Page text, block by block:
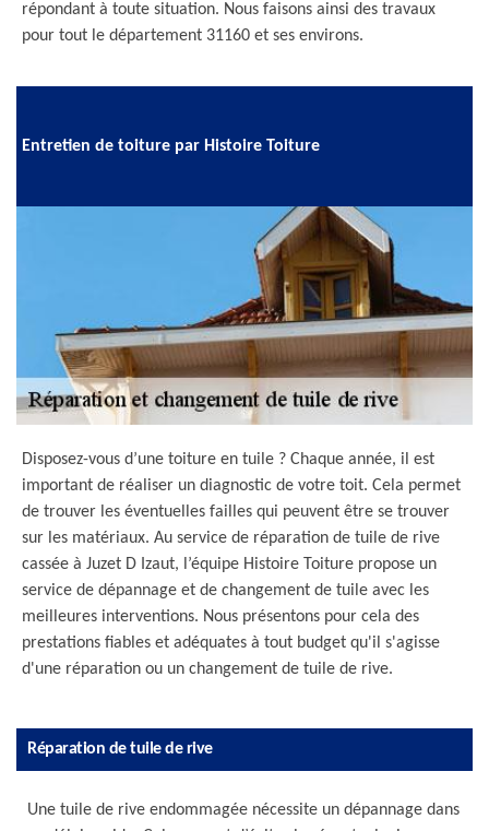
répondant à toute situation. Nous faisons ainsi des travaux
pour tout le département 31160 et ses environs.
Entretien de toiture par Histoire Toiture
Disposez-vous d’une toiture en tuile ? Chaque année, il est
important de réaliser un diagnostic de votre toit. Cela permet
de trouver les éventuelles failles qui peuvent être se trouver
sur les matériaux. Au service de réparation de tuile de rive
cassée à Juzet D Izaut, l’équipe Histoire Toiture propose un
service de dépannage et de changement de tuile avec les
meilleures interventions. Nous présentons pour cela des
prestations fiables et adéquates à tout budget qu'il s'agisse
d'une réparation ou un changement de tuile de rive.
Réparation de tuile de rive
Une tuile de rive endommagée nécessite un dépannage dans